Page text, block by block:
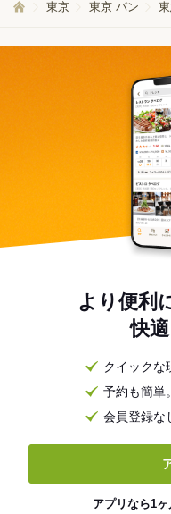
東京 東京 パン
より便利
快
クイックな
予約も簡単
会員登録な
アプリなら1